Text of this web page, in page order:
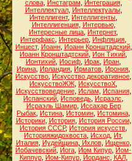
слова, Инстаграм Интеграция,
Интеллектуал, Интеллектуалы,
Интеллигент, Интеллигенты
Интеллигенция, Интервью,
Интересные лица Интернет,
Интерфакс
Интерьер Инфляция
Инцест, Иоанн, Иоанн Кронштадский,
Иоанн Кронштадтский Ион Тихий
Ионтихий Иосиф Ирак Иран
Ирина Ирландия Ирматов Ирония
Искусство Искусство декоративное
ИскусствоЖЖ ИскусствоХ
Искусствоведение, Ислам Испания,
Испанский Исповедь Исраэлс
Исраэль Шамир, Иссахар Бер
Рыбак Истина Истомин Истомина
Историки, История, История России,
История СССР, История искусств
Историяжидохвоста Исход Ит,
Италия, Иудейщина, Ихлов, Ищенко,
Йобачевский Йога Йом Кипур Йом-
Киппур, Йом-Кипур, Йорданс КАЛ,